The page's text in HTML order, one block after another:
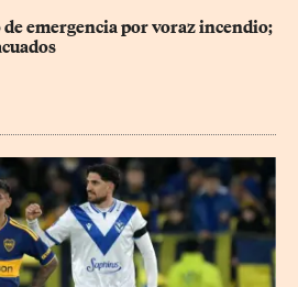
de emergencia por voraz incendio;